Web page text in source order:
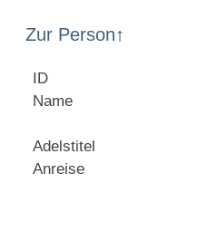
Zur Person↑
ID
Name
Adelstitel
Anreise